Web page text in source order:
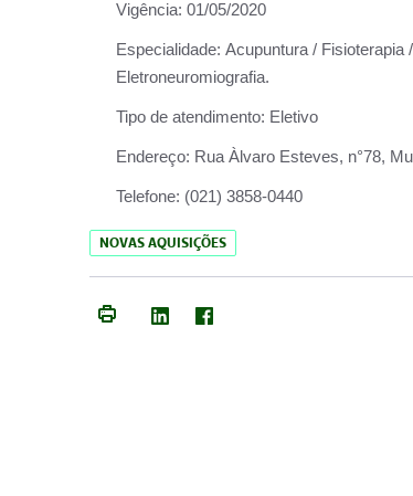
Vigência: 01/05/2020
Especialidade: Acupuntura / Fisioterapia
Eletroneuromiografia.
Tipo de atendimento: Eletivo
Endereço: Rua Àlvaro Esteves, n°78,
Telefone: (021) 3858-0440
NOVAS AQUISIÇÕES